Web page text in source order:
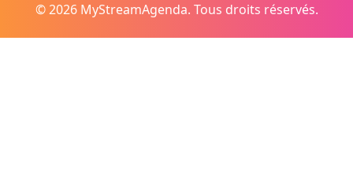
© 2026 MyStreamAgenda. Tous droits réservés.